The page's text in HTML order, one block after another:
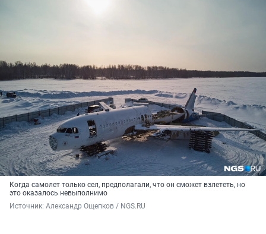
Когда самолет только сел, предполагали, что он сможет взлететь, но
это оказалось невыполнимо
Источник: Александр Ощепков / NGS.RU